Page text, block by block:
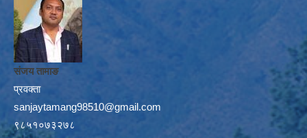
संजय तामाङ
प्रवक्ता
sanjaytamang98510@gmail.com
९८५१०७३२७८